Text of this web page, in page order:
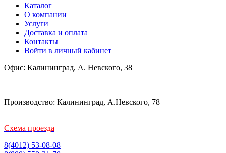
Каталог
О компании
Услуги
Доставка и оплата
Контакты
Войти в личный кабинет
Офис: Калининград, А. Невского, 38
Производство: Калининград, А.Невского, 78
Схема проезда
8(4012) 53-08-08